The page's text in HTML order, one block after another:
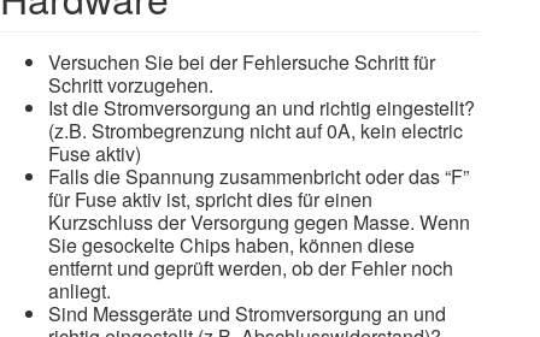
Versuchen Sie bei der Fehlersuche Schritt für
Schritt vorzugehen.
Ist die Stromversorgung an und richtig eingestellt?
(z.B. Strombegrenzung nicht auf 0A, kein electric
Fuse aktiv)
Falls die Spannung zusammenbricht oder das “F”
für Fuse aktiv ist, spricht dies für einen
Kurzschluss der Versorgung gegen Masse. Wenn
Sie gesockelte Chips haben, können diese
entfernt und geprüft werden, ob der Fehler noch
anliegt.
Sind Messgeräte und Stromversorgung an und